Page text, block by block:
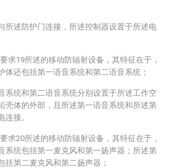
所述防护门连接，所述控制器设置于所述电
求19所述的移动防辐射设备，其特征在于，
体还包括第一语音系统和第二语音系统；
系统和第二语音系统分别设置于所述工作空
壳体的外部，且所述第一语音系统和所述第
连接。
求20所述的移动防辐射设备，其特征在于，
系统包括第一麦克风和第一扬声器；所述第
括第二麦克风和第二扬声器；